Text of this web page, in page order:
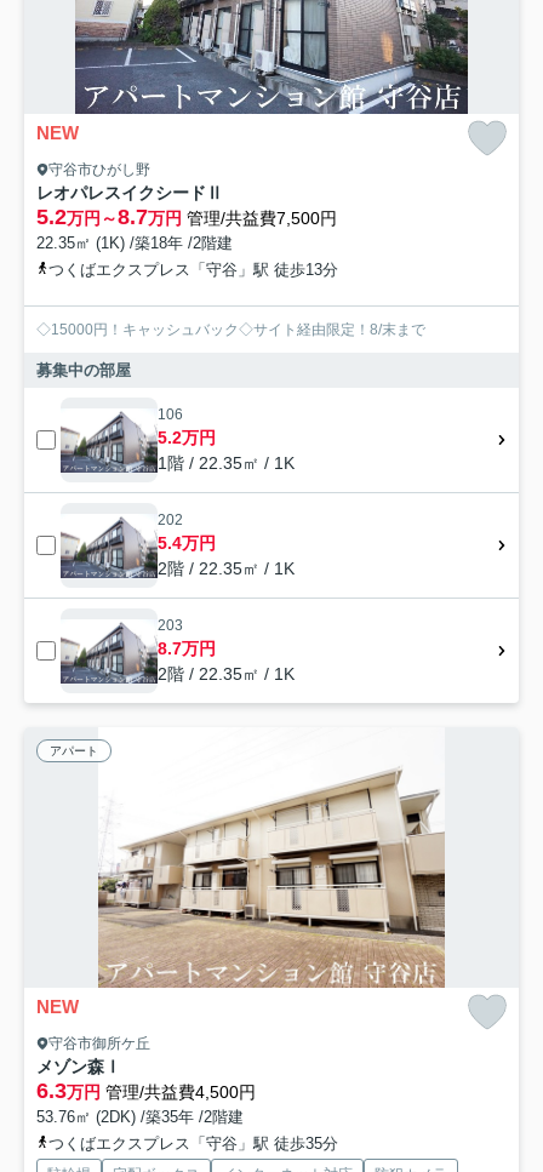
NEW
守谷市ひがし野
レオパレスイクシードⅡ
5.2万円～8.7万円 管理/共益費7,500円
22.35㎡ (1K) /築18年 /2階建
つくばエクスプレス「守谷」駅 徒歩13分
◇15000円！キャッシュバック◇サイト経由限定！8/末まで
募集中の部屋
106
5.2万円
1階 / 22.35㎡ / 1K
202
5.4万円
2階 / 22.35㎡ / 1K
203
8.7万円
2階 / 22.35㎡ / 1K
アパート
NEW
守谷市御所ケ丘
メゾン森Ⅰ
6.3万円 管理/共益費4,500円
53.76㎡ (2DK) /築35年 /2階建
つくばエクスプレス「守谷」駅 徒歩35分